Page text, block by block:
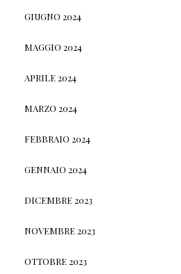
GIUGNO 2024
MAGGIO 2024
APRILE 2024
MARZO 2024
FEBBRAIO 2024
GENNAIO 2024
DICEMBRE 2023
NOVEMBRE 2023
OTTOBRE 2023